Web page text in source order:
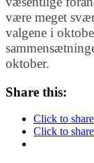
være meget
valgene i
oktober.
Share this:
Click to
Click to